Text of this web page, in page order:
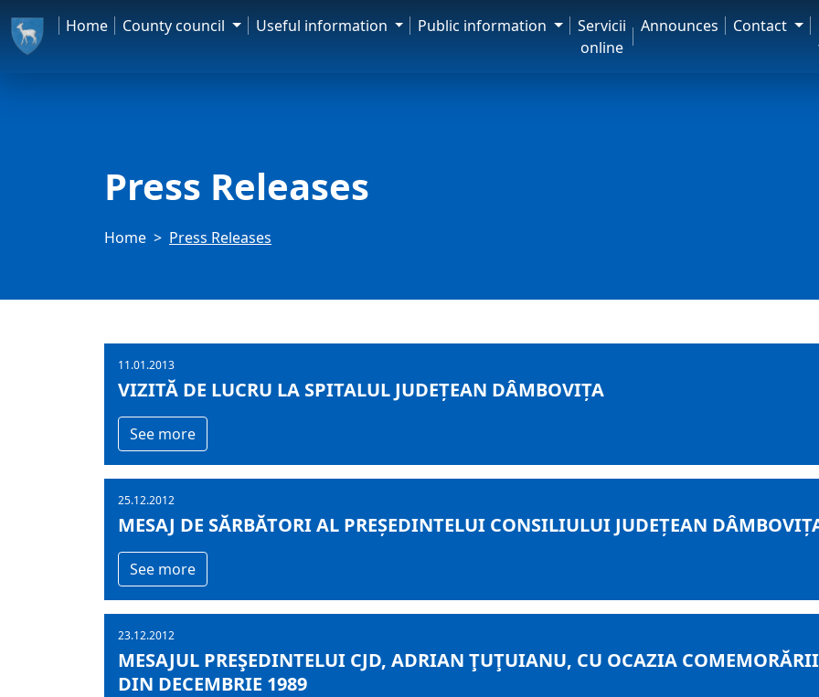
Home County council Useful information Public information
Servicii
online
Announces Contact
Press Releases
Home Press Releases
11.01.2013
VIZITĂ DE LUCRU LA SPITALUL JUDEȚEAN DÂMBOVIȚA
See more
25.12.2012
MESAJ DE SĂRBĂTORI AL PREȘEDINTELUI CONSILIULUI JUDEȚEAN
See more
23.12.2012
MESAJUL PREŞEDINTELUI CJD, ADRIAN ŢUŢUIANU, CU OCAZIA
DIN DECEMBRIE 1989